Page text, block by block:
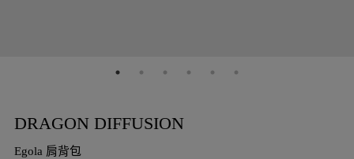
DRAGON DIFFUSION
Egola 肩背包